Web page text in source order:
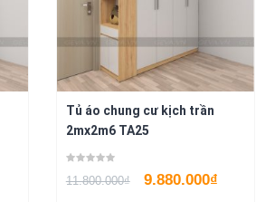
Tủ áo chung cư kịch trần
2mx2m6 TA25
11.800.000₫ 9.880.000₫